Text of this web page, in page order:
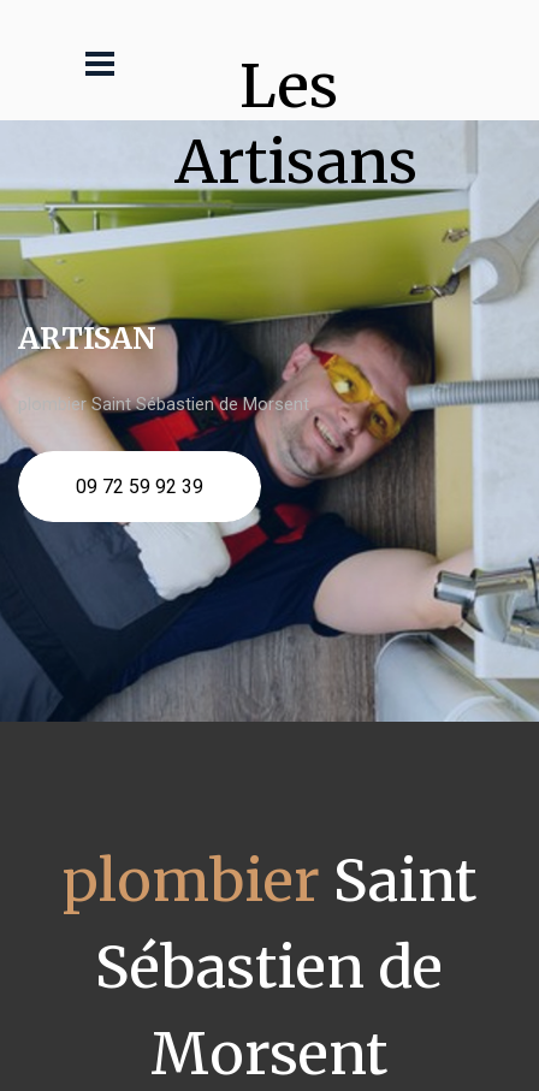
Les
Artisans
ARTISAN
plombier Saint Sébastien de Morsent
09 72 59 92 39
plombier Saint
Sébastien de
Morsent